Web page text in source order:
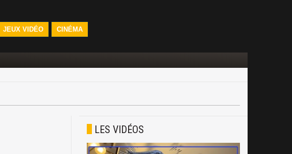
JEUX VIDÉO CINÉMA
LES VIDÉOS